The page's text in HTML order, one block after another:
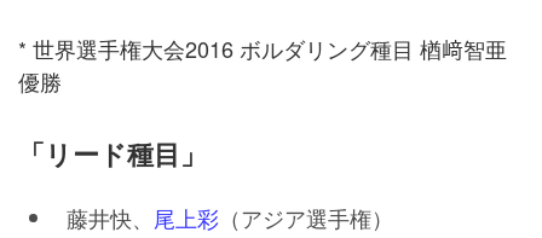
* 世界選手権大会2016 ボルダリング種目 楢﨑智亜
優勝
「リード種目」
藤井快、 尾上彩 （アジア選手権）